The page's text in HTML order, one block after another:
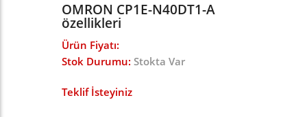
OMRON CP1E-N40DT1-A
özellikleri
Ürün Fiyatı:
Stok Durumu: Stokta Var
Teklif İsteyiniz